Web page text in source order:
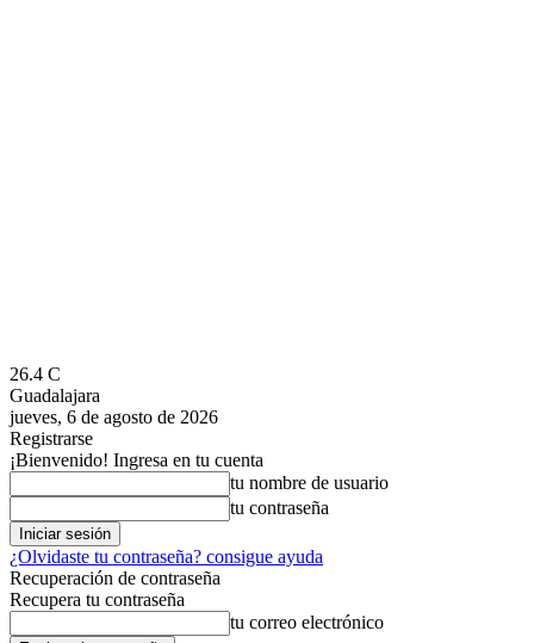
26.4 C
Guadalajara
jueves, 6 de agosto de 2026
Registrarse
¡Bienvenido! Ingresa en tu cuenta
tu nombre de usuario
tu contraseña
¿Olvidaste tu contraseña? consigue ayuda
Recuperación de contraseña
Recupera tu contraseña
tu correo electrónico